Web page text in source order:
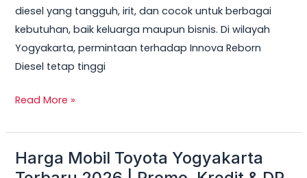
diesel yang tangguh, irit, dan cocok untuk berbagai
kebutuhan, baik keluarga maupun bisnis. Di wilayah
Yogyakarta, permintaan terhadap Innova Reborn
Diesel tetap tinggi
Read More »
Harga Mobil Toyota Yogyakarta
Harga
Mobil